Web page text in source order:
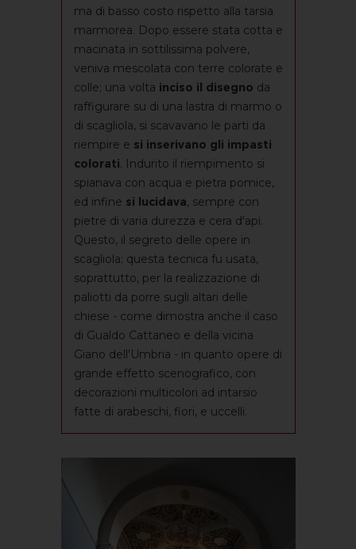
ma di basso costo rispetto alla tarsia
marmorea. Dopo essere stata cotta e
macinata in sottilissima polvere,
veniva mescolata con terre colorate e
colle; una volta inciso il disegno da
raffigurare su di una lastra di marmo o
di scagliola, si scavavano le parti da
riempire e si inserivano gli impasti
colorati. Indurito il riempimento si
spianava con acqua e pietra pomice,
ed infine si lucidava, sempre con
pietre di varia durezza e cera d'api.
Questo, il segreto delle opere in
scagliola; questa tecnica fu usata,
soprattutto, per la realizzazione di
paliotti da porre sugli altari delle
chiese - come dimostra anche il caso
di Gualdo Cattaneo e della vicina
Giano dell'Umbria - in quanto opere di
grande effetto scenografico, con
decorazioni multicolori ad intarsio
fatte di arabeschi, fiori, e uccelli.